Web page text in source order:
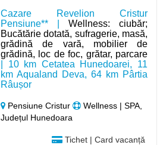
Cazare Revelion Cristur
Pensiune** |Wellness: ciubăr;
Bucătărie dotată, sufragerie, masă,
grădină de vară, mobilier de
grădină, loc de foc, grătar, parcare
| 10 km Cetatea Hunedoarei, 11
km Aqualand Deva, 64 km Pârtia
Râușor
Pensiune Cristur
Wellness | SPA,
Județul Hunedoara
Tichet | Card vacanță